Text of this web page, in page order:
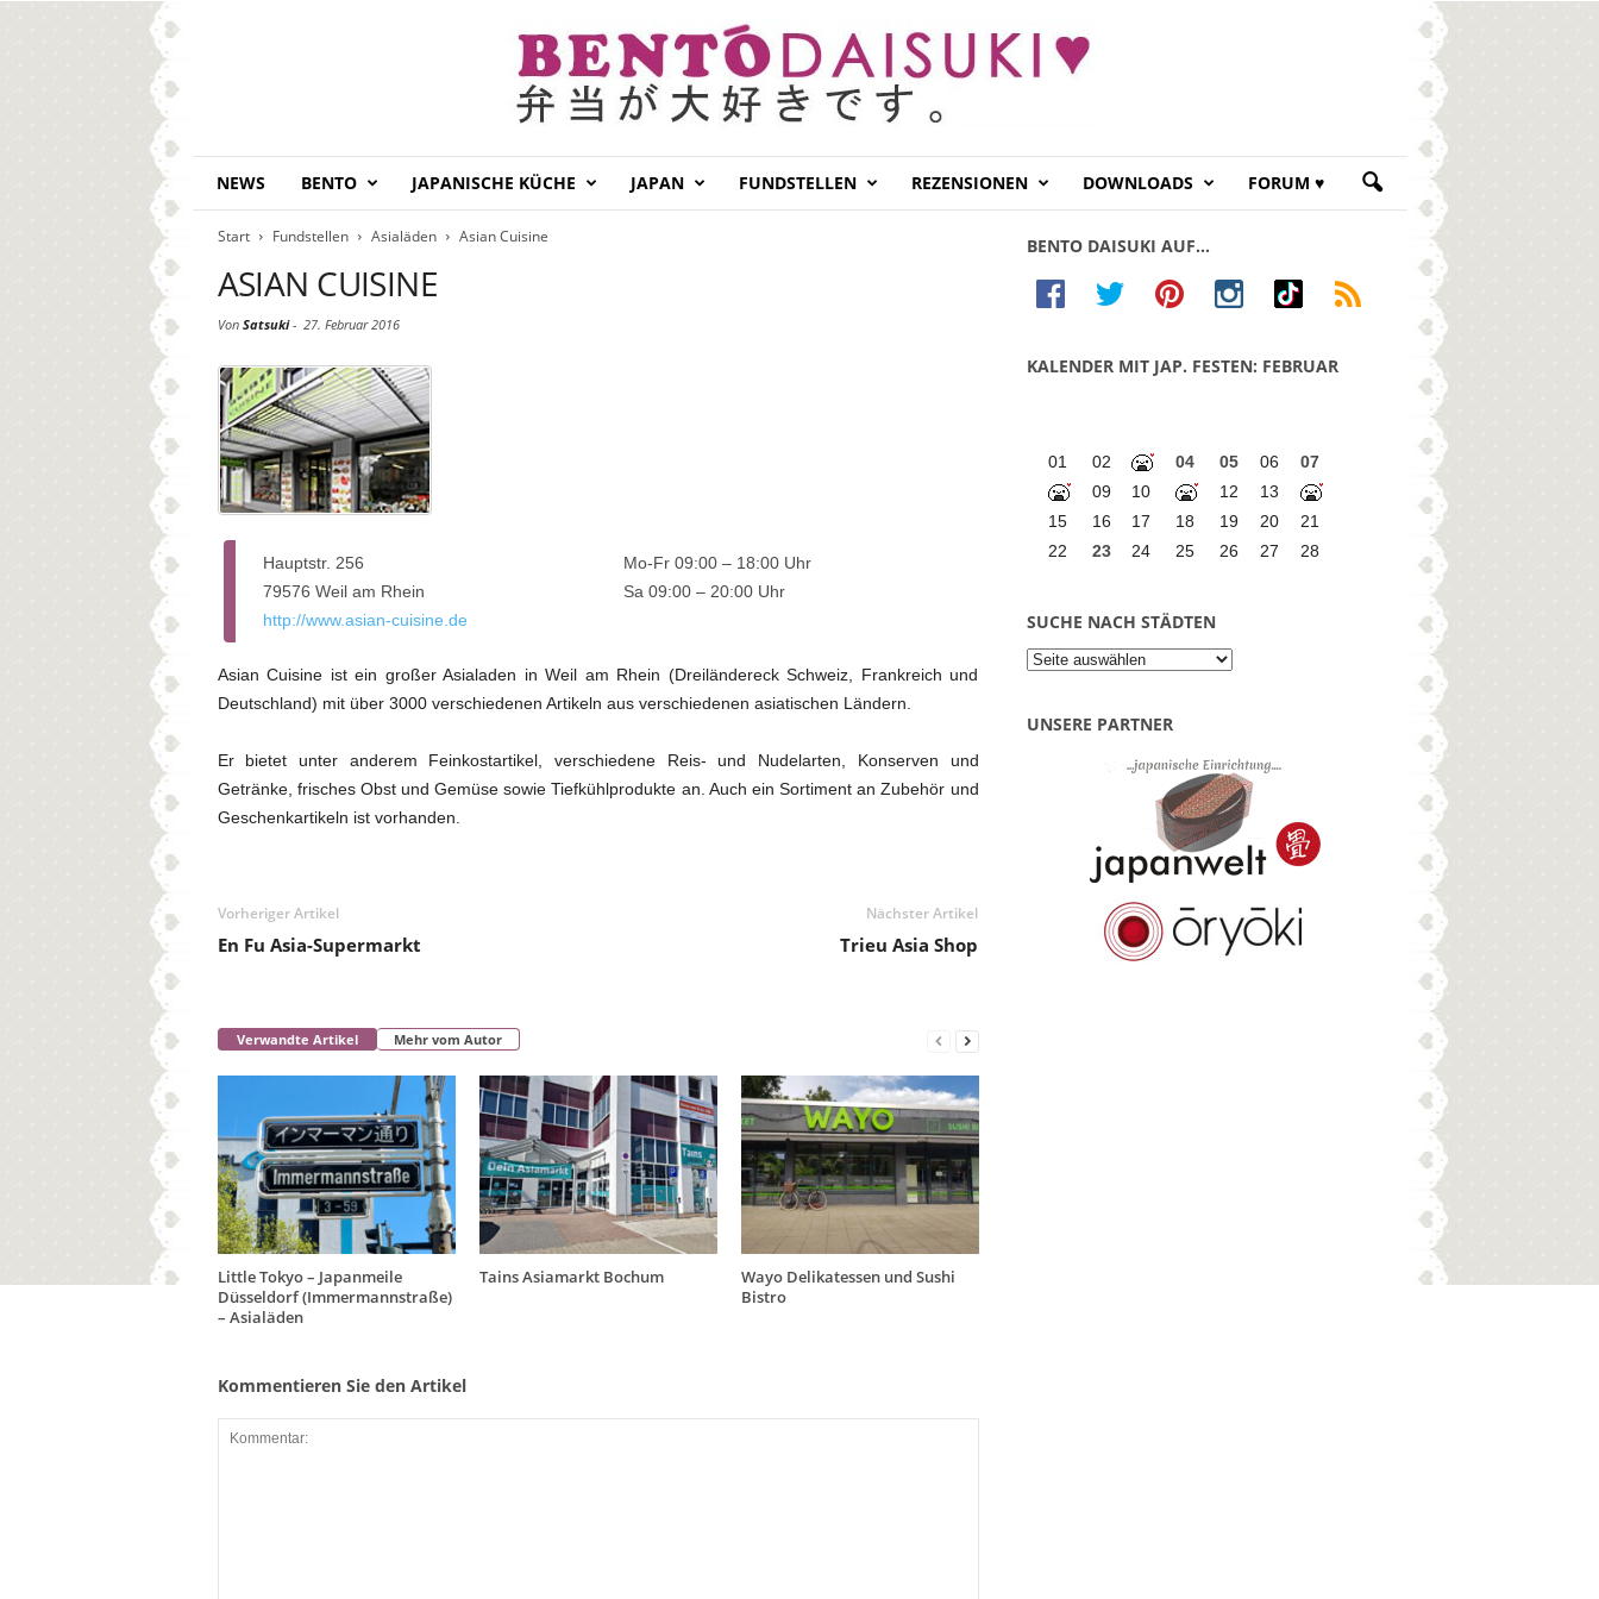
NEWS BENTO JAPANISCHE KÜCHE JAPAN FUNDSTELLEN REZENSIONEN DOWNLOADS FORUM ♥
Start Fundstellen Asialäden Asian Cuisine
ASIAN CUISINE
Von Satsuki- 27. Februar 2016
Hauptstr. 256
79576 Weil am Rhein
http://www.asian-cuisine.de
Mo-Fr 09:00 – 18:00 Uhr
Sa 09:00 – 20:00 Uhr
Asian Cuisine ist ein großer Asialaden in Weil am Rhein (Dreiländereck Schweiz, Frankreich und
Deutschland) mit über 3000 verschiedenen Artikeln aus verschiedenen asiatischen Ländern.
Er bietet unter anderem Feinkostartikel, verschiedene Reis- und Nudelarten, Konserven und
Getränke, frisches Obst und Gemüse sowie Tiefkühlprodukte an. Auch ein Sortiment an Zubehör und
Geschenkartikeln ist vorhanden.
Vorheriger Artikel
En Fu Asia-Supermarkt
Nächster Artikel
Trieu Asia Shop
Verwandte Artikel Mehr vom Autor
Little Tokyo – Japanmeile
Düsseldorf (Immermannstraße)
– Asialäden
Tains Asiamarkt Bochum
Wayo Delikatessen und Sushi
Bistro
Kommentieren Sie den Artikel
BENTO DAISUKI AUF…
KALENDER MIT JAP. FESTEN: FEBRUAR
01 02 04 05 06
07
09
10 12
13
15
16 17 18 19 20
21
22
23 24 25 26 27 28
SUCHE NACH STÄDTENnach
Städten
UNSERE PARTNER